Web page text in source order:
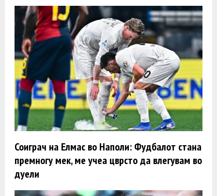
Соиграч на Елмас во Наполи: Фудбалот стана
премногу мек, ме учеа цврсто да влегувам во
дуели